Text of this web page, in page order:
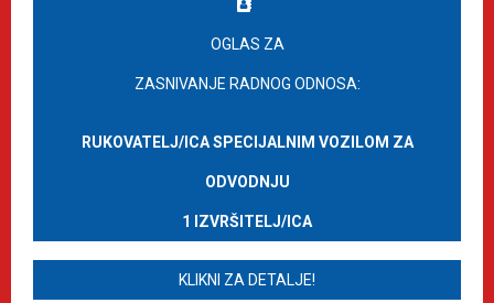
OGLAS ZA
ZASNIVANJE RADNOG ODNOSA:
RUKOVATELJ/ICA SPECIJALNIM VOZILOM ZA
ODVODNJU
1 IZVRŠITELJ/ICA
KLIKNI ZA DETALJE!